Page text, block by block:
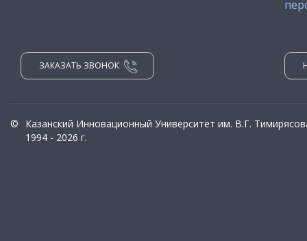
ЗАКАЗАТЬ ЗВОНОК
©
Казанский Инновационный Университет им. В.Г.
1994 - 2026 г.